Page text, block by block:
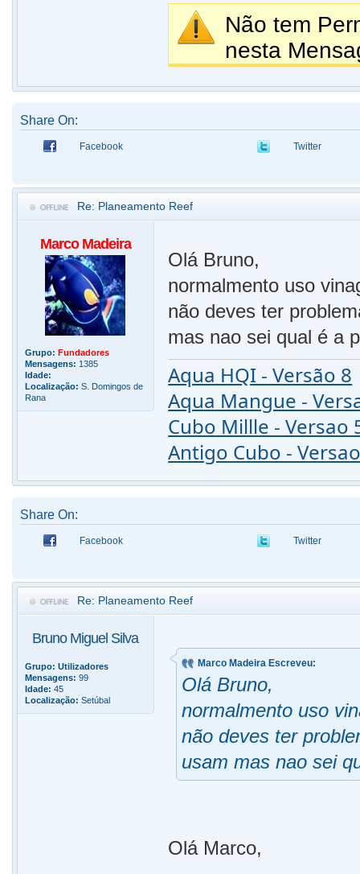
Não tem
nesta
Share On:
Facebook Twitter
Re: Planeamento Reef
Marco Madeira
Grupo: Fundadores
Mensagens: 1385
Idade:
Localização: S. Domingos de
Rana
Olá Bruno,
normalmento uso
não deves ter
mas nao sei qual é a
Aqua HQI - Versão 8
Aqua Mangue -
Cubo Millle - Versao
Antigo Cubo -
Share On:
Facebook Twitter
Re: Planeamento Reef
Bruno Miguel Silva
Grupo: Utilizadores
Mensagens: 99
Idade: 45
Localização: Setúbal
Marco Madeira Escreveu:
Olá Bruno,
normalmento uso
não deves ter
usam mas nao sei
Olá Marco,